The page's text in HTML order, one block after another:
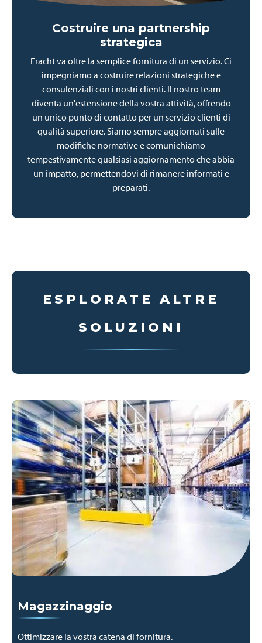
Costruire una partnership
strategica
Fracht va oltre la semplice fornitura di un servizio. Ci
impegniamo a costruire relazioni strategiche e
consulenziali con i nostri clienti. Il nostro team
diventa un'estensione della vostra attività, offrendo
un unico punto di contatto per un servizio clienti di
qualità superiore. Siamo sempre aggiornati sulle
modifiche normative e comunichiamo
tempestivamente qualsiasi aggiornamento che abbia
un impatto, permettendovi di rimanere informati e
preparati.
ESPLORATE ALTRE
SOLUZIONI
Magazzinaggio
Ottimizzare la vostra catena di fornitura.